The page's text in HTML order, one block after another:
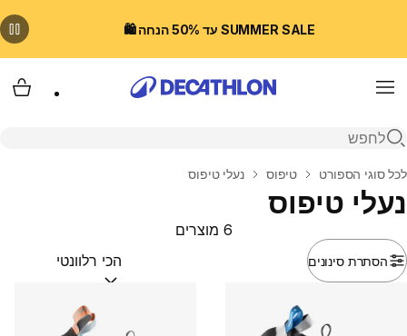
SUMMER SALE עד 50% הנחה 🛍️
Menu
פתיחת חיפוש
בית
לכל סוגי הספורט טיפוס נעלי טיפוס
נעלי טיפוס
הסתרת סינונים
6 מוצרים
מיין לפי:(optional)